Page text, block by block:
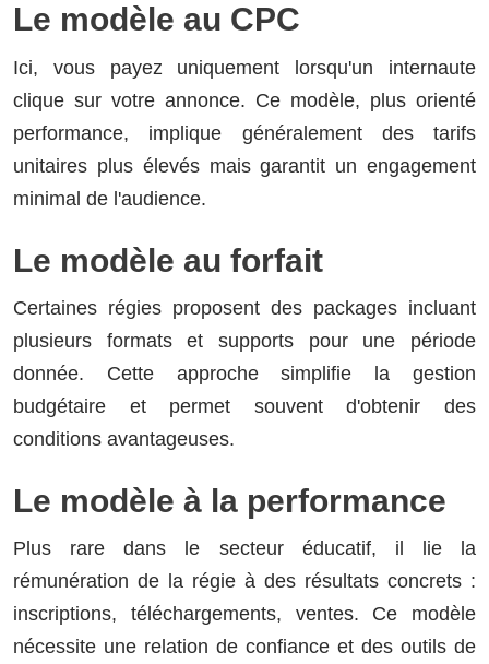
Le modèle au CPC
Ici, vous payez uniquement lorsqu'un internaute
clique sur votre annonce. Ce modèle, plus orienté
performance, implique généralement des tarifs
unitaires plus élevés mais garantit un engagement
minimal de l'audience.
Le modèle au forfait
Certaines régies proposent des packages incluant
plusieurs formats et supports pour une période
donnée. Cette approche simplifie la gestion
budgétaire et permet souvent d'obtenir des
conditions avantageuses.
Le modèle à la performance
Plus rare dans le secteur éducatif, il lie la
rémunération de la régie à des résultats concrets :
inscriptions, téléchargements, ventes. Ce modèle
nécessite une relation de confiance et des outils de